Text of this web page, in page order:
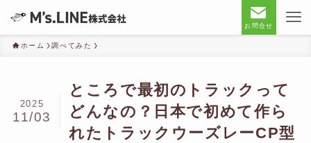
お問合せ
ホーム 調べてみた
ところで最初のトラックって
どんなの？日本で初めて作ら
れたトラックウーズレーCP型
2025
11/03